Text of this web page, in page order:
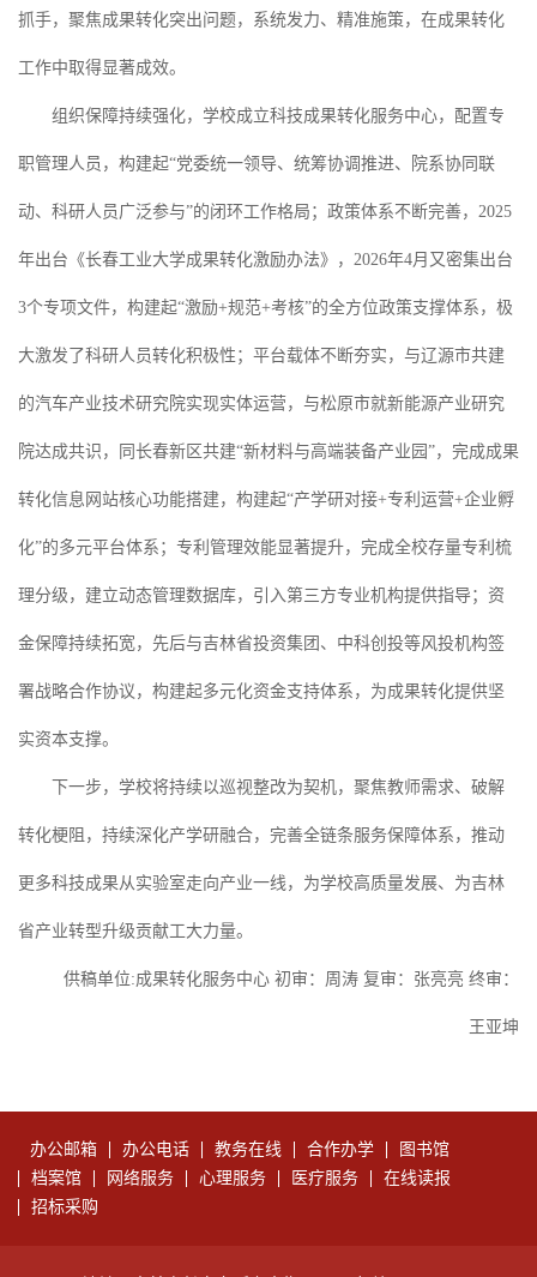
抓手，聚焦成果转化突出问题，系统发力、精准施策，在成果转化
工作中取得显著成效。
组织保障持续强化，学校成立科技成果转化服务中心，配置专
职管理人员，构建起“党委统一领导、统筹协调推进、院系协同联
动、科研人员广泛参与”的闭环工作格局；政策体系不断完善，2025
年出台《长春工业大学成果转化激励办法》，2026年4月又密集出台
3个专项文件，构建起“激励+规范+考核”的全方位政策支撑体系，极
大激发了科研人员转化积极性；平台载体不断夯实，与辽源市共建
的汽车产业技术研究院实现实体运营，与松原市就新能源产业研究
院达成共识，同长春新区共建“新材料与高端装备产业园”，完成成果
转化信息网站核心功能搭建，构建起“产学研对接+专利运营+企业孵
化”的多元平台体系；专利管理效能显著提升，完成全校存量专利梳
理分级，建立动态管理数据库，引入第三方专业机构提供指导；资
金保障持续拓宽，先后与吉林省投资集团、中科创投等风投机构签
署战略合作协议，构建起多元化资金支持体系，为成果转化提供坚
实资本支撑。
下一步，学校将持续以巡视整改为契机，聚焦教师需求、破解
转化梗阻，持续深化产学研融合，完善全链条服务保障体系，推动
更多科技成果从实验室走向产业一线，为学校高质量发展、为吉林
省产业转型升级贡献工大力量。
供稿单位:成果转化服务中心 初审：周涛 复审：张亮亮 终审：
王亚坤
办公邮箱 办公电话 教务在线 合作办学
图书馆
档案馆
网络服务 心理服务 医疗服务
在线读报
招标采购